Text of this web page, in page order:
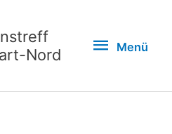
Nord
Menü
Menü